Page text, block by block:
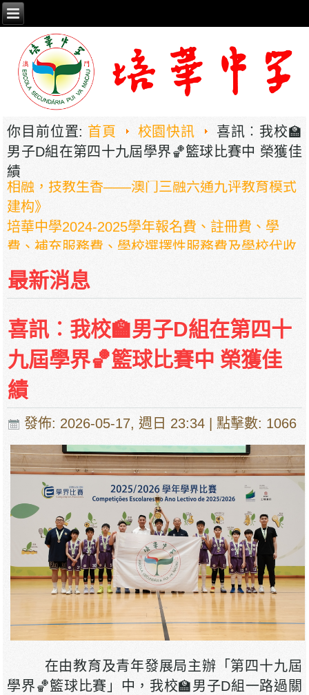
你目前位置: 首頁 校園快訊
喜訊︰我校🏫
男子D組在第四十九屆學界🏀籃球比賽中 榮獲佳
績
2026年职业教育国家教学成果奖申报——《普职
相融，技教生香——澳门三融六通九评教育模式
建构》
培華中學2024-2025學年報名費、註冊費、學
費、補充服務費、學校選擇性服務費及學校代收
培華中學收費項目一覽表
停課通知
最新消息
喜訊︰我校🏫男子D組在第四十
九屆學界🏀籃球比賽中 榮獲佳
績
發佈: 2026-05-17, 週日 23:34 | 點擊數: 1066
在由教育及青年發展局主辦「第四十九屆
學界🏀籃球比賽」中，我校🏫男子D組一路過關